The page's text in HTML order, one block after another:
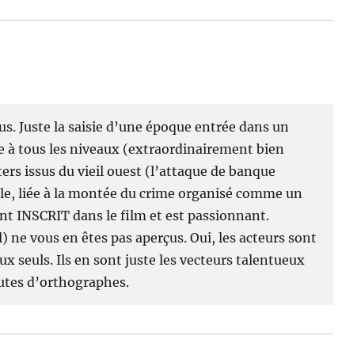
Juste la saisie d’une époque entrée dans un
à tous les niveaux (extraordinairement bien
issus du vieil ouest (l’attaque de banque
liée à la montée du crime organisé comme un
INSCRIT dans le film et est passionnant.
ne vous en êtes pas aperçus. Oui, les acteurs sont
seuls. Ils en sont juste les vecteurs talentueux
d’orthographes.